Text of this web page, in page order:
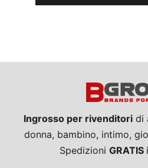
Ingrosso per rivenditoridi
donna, bambino, intimo,
Spedizioni GRATIS